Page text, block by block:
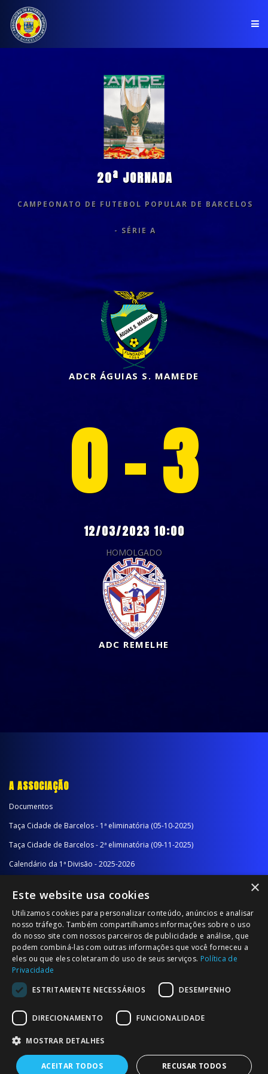
CLUBES
20ª JORNADA
CAMPEONATO DE FUTEBOL POPULAR DE BARCELOS
- SÉRIE A
ADCR ÁGUIAS S. MAMEDE
0 - 3
12/03/2023 10:00
HOMOLGADO
ADC REMELHE
A ASSOCIAÇÃO
Documentos
Taça Cidade de Barcelos - 1ª eliminatória (05-10-2025)
Taça Cidade de Barcelos - 2ª eliminatória (09-11-2025)
Calendário da 1ª Divisão - 2025-2026
Calendário da 2ª Divisão - Série B - 2025-2026
Calendário da Época
NOTÍCIAS/COMUNICADOS
Notícias
Comunicados
© 2026 Associação Futebol Popular Barcelos
×
Este website usa cookies
Utilizamos cookies para personalizar conteúdo, anúncios e analisar
nosso tráfego. Também compartilhamos informações sobre o uso
do nosso site com nossos parceiros de publicidade e análise, que
podem combiná-las com outras informações que você forneceu a
eles ou que eles coletaram do uso de seus serviços. Política de
Privacidade
ESTRITAMENTE NECESSÁRIOS
DESEMPENHO
DIRECIONAMENTO FUNCIONALIDADE
MOSTRAR DETALHES
ACEITAR TODOS RECUSAR TODOS